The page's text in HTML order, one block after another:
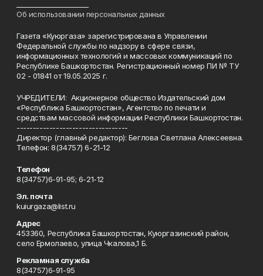
Об использовании персональных данных
Газета «Куюргаза» зарегистрирована в Управлении
Федеральной службы по надзору в сфере связи,
информационных технологий и массовых коммуникаций по
Республике Башкортостан. Регистрационный номер ПИ № ТУ
02 - 01841 от 19.05.2025 г.
УЧРЕДИТЕЛИ: Акционерное общество Издательский дом
«Республика Башкортостан», Агентство по печати и
средствам массовой информации Республики Башкортостан.
----------------------------------
Директор (главный редактор): Беглова Светлана Алексеевна.
Телефон: 8(34757) 6-21-12
Телефон
8(34757)6-91-95; 6-21-12
Эл. почта
kuiurgaza@list.ru
Адрес
453360, Республика Башкортостан, Куюргазинский район,
село Ермолаево, улица Чкалова,1 Б.
Рекламная служба
8(34757)6-91-95